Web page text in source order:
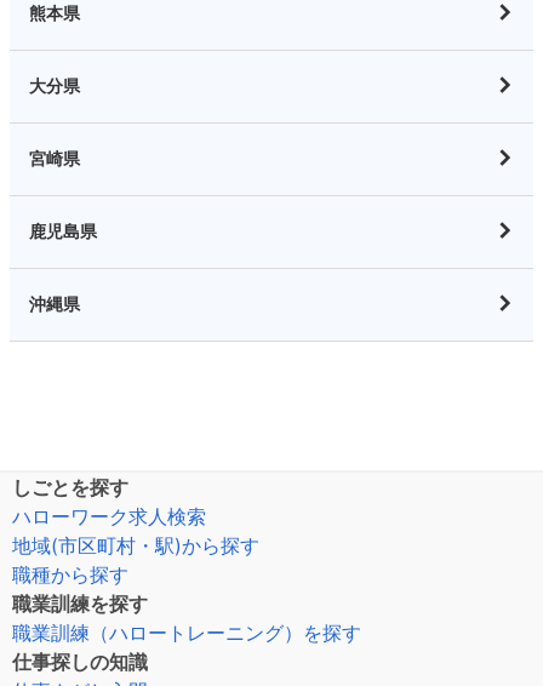
熊本県
大分県
宮崎県
鹿児島県
沖縄県
しごとを探す
ハローワーク求人検索
地域(市区町村・駅)から探す
職種から探す
職業訓練を探す
職業訓練（ハロートレーニング）を探す
仕事探しの知識